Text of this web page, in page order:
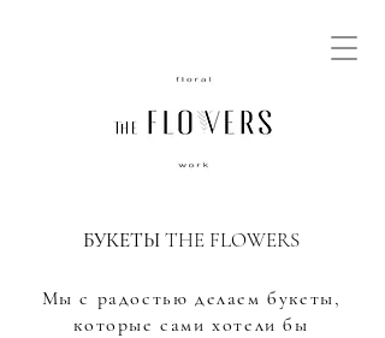
БУКЕТЫ THE FLOWERS
Мы с радостью делаем букеты,
которые сами хотели бы